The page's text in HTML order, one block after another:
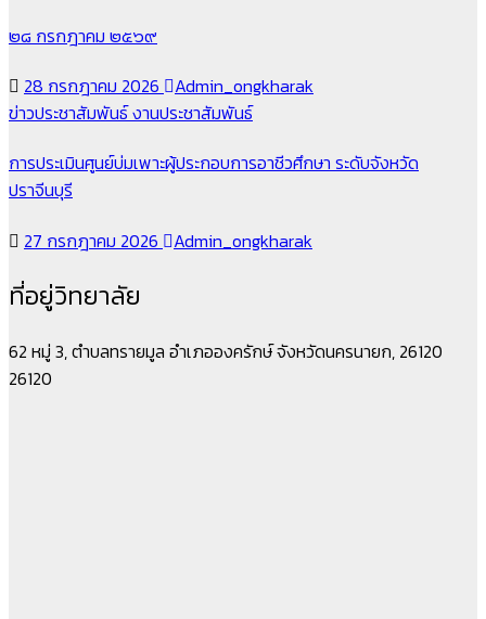
๒๘ กรกฎาคม ๒๕๖๙
28 กรกฎาคม 2026
Admin_ongkharak
ข่าวประชาสัมพันธ์งานประชาสัมพันธ์
การประเมินศูนย์บ่มเพาะผู้ประกอบการอาชีวศึกษา ระดับจังหวัด
ปราจีนบุรี
27 กรกฎาคม 2026
Admin_ongkharak
ที่อยู่วิทยาลัย
62 หมู่ 3, ตำบลทรายมูล อำเภอองครักษ์ จังหวัดนครนายก, 26120
26120